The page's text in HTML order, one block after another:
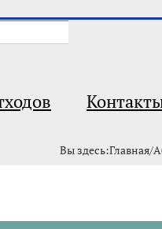
Вы здесь:Главная/